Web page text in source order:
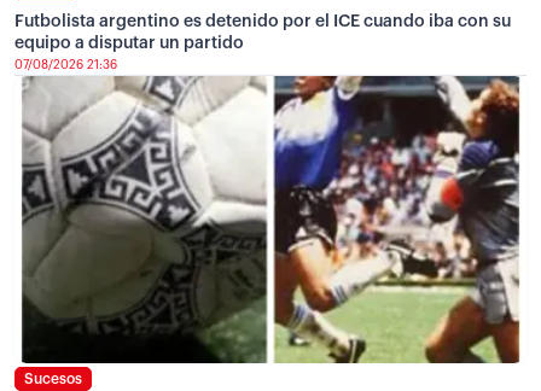
Futbolista argentino es detenido por el ICE cuando iba con su
equipo a disputar un partido
07/08/2026 21:36
Sucesos